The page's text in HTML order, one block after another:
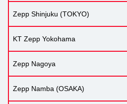
Zepp Shinjuku (TOKYO)
KT Zepp Yokohama
Zepp Nagoya
Zepp Namba (OSAKA)